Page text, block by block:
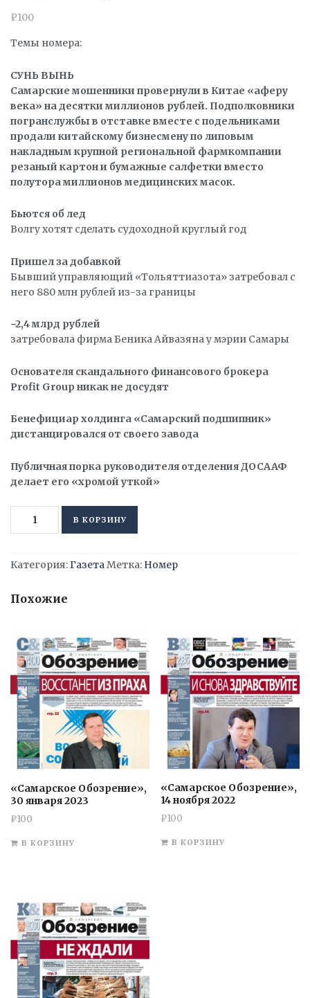
₽100
Темы номера:
СУНЬ ВЫНЬ
Самарские мошенники провернули в Китае «аферу
века» на десятки миллионов рублей. Подполковники
погранслужбы в отставке вместе с подельниками
продали китайскому бизнесмену по липовым
накладным крупной региональной фармкомпании
резаный картон и бумажные салфетки вместо
полутора миллионов медицинских масок.
Бьются об лед
Волгу хотят сделать судоходной круглый год
Пришел за добавкой
Бывший управляющий «Тольяттиазота» затребовал с
него 880 млн рублей из-за границы
~2,4 млрд рублей
затребовала фирма Беника Айвазяна у мэрии Самары
Основателя скандального финансового брокера
Profit Group никак не досудят
Бенефициар холдинга «Самарский подшипник»
дистанцировался от своего завода
Публичная порка руководителя отделения ДОСААФ
делает его «хромой уткой»
Количество
Обозрение»,
2022
В КОРЗИНУ
Категория:ГазетаМетка: Номер
Похожие
«Самарское Обозрение»,
30 января 2023
₽100
В КОРЗИНУ
«Самарское Обозрение»,
14 ноября 2022
₽100
В КОРЗИНУ